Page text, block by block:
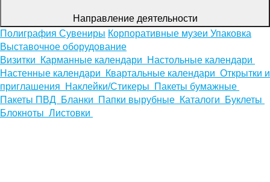
Направление деятельности
Полиграфия Сувениры Корпоративные музеи Упаковка
Выставочное оборудование
Визитки
Карманные календари
Настольные календари
Настенные календари
Квартальные календари Открытки и
приглашения
Наклейки/Стикеры
Пакеты бумажные
Пакеты ПВД Бланки Папки вырубные Каталоги
Буклеты
Блокноты Листовки